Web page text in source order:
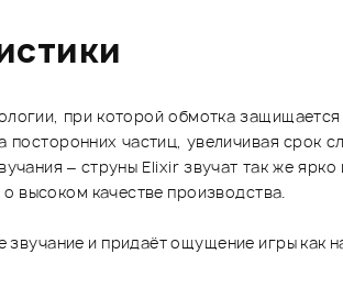
при которой обмотка
посторонних частиц, увеличивая
– струны Elixir звучат так же
высоком качестве производства.
и придаёт ощущение игры как